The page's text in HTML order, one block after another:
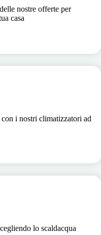
nostre offerte per
casa
i nostri climatizzatori ad
lo scaldacqua